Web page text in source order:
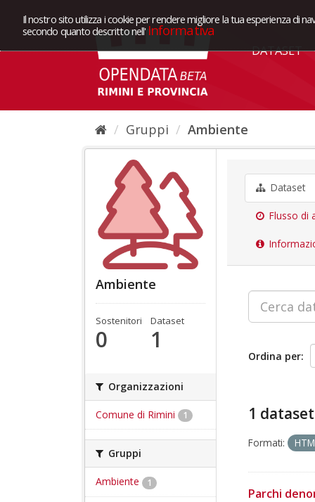
Il nostro sito utilizza i cookie per rendere migliore la tua esperienza di
secondo quanto descritto nell' Informativa
DATASET
Gruppi Ambiente
Ambiente
Sostenitori
0
Dataset
1
Organizzazioni
Comune di Rimini 1
Gruppi
Ambiente 1
Dataset
Flusso di
Ordina per
1
Formati:
Parchi